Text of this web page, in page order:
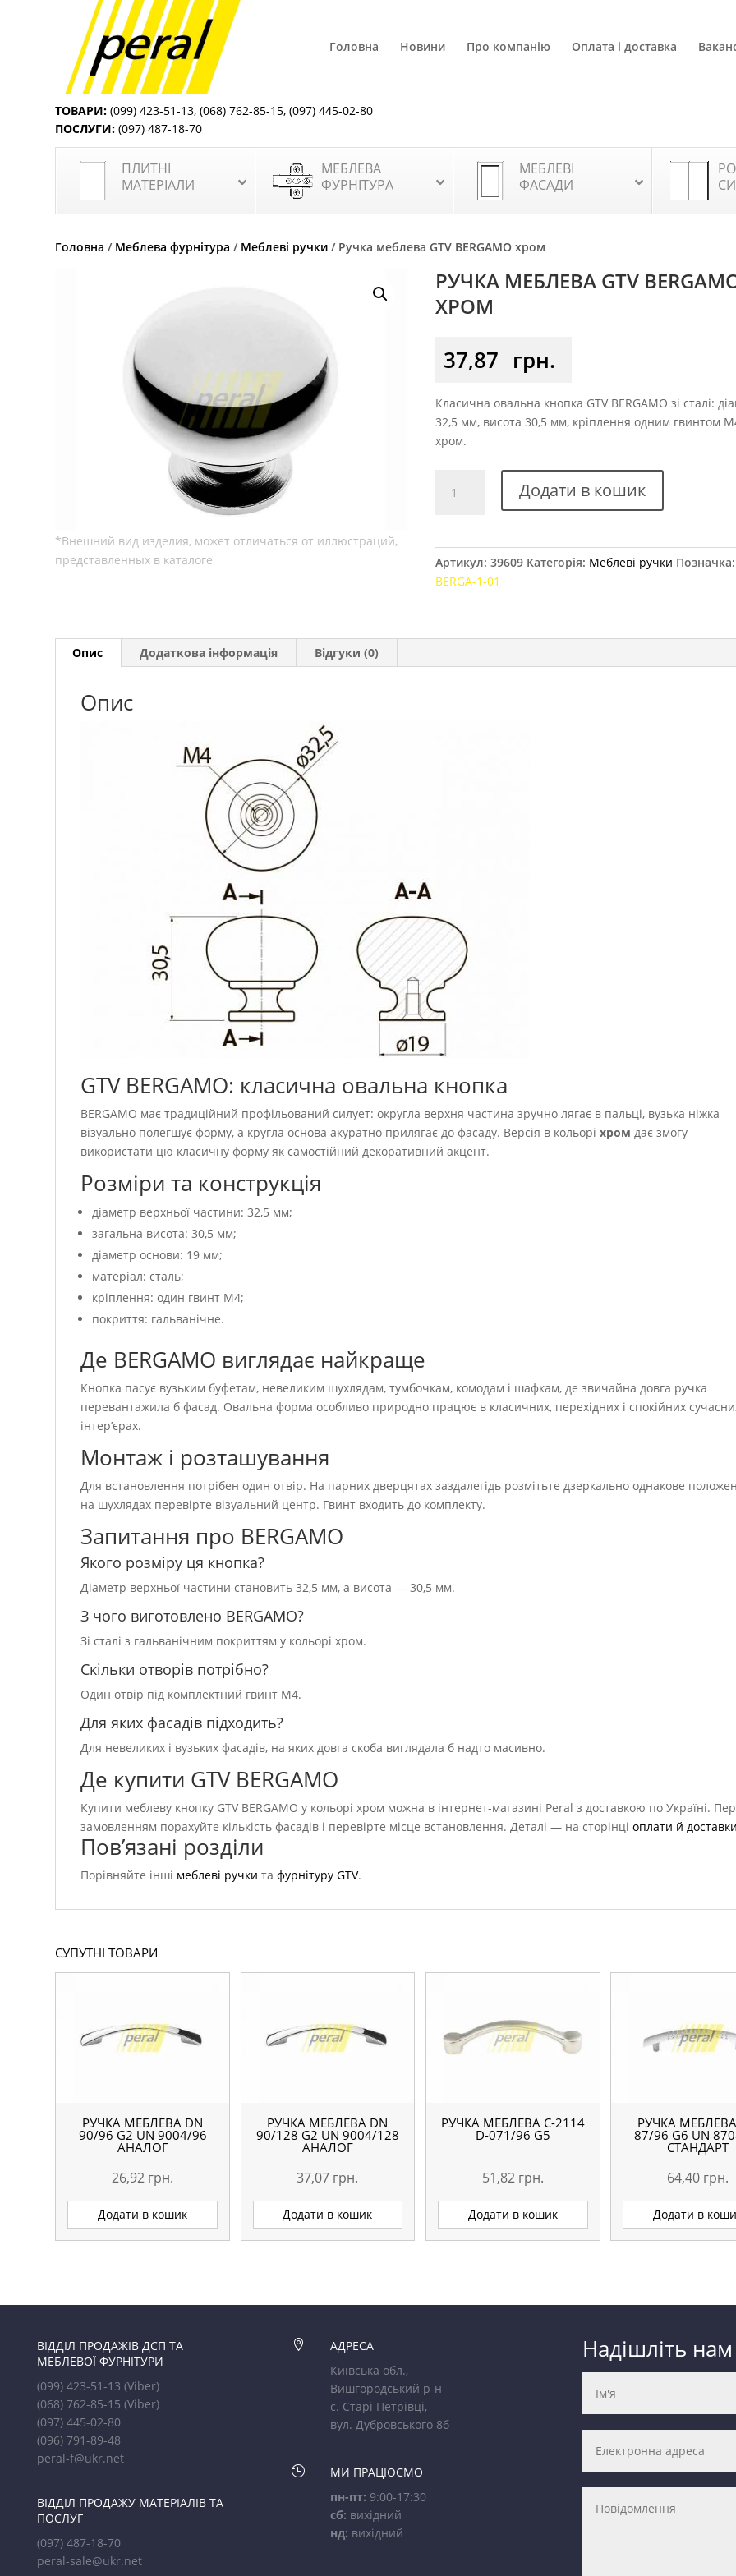
Головна Новини Про компанію Оплата і доставка
ТОВАРИ: (099) 423-51-13,(068) 762-85-15,(097) 445-02-80
ПОСЛУГИ: (097) 487-18-70
ПЛИТНІ
МАТЕРІАЛИ
МЕБЛЕВА
ФУРНІТУРА
МЕБЛЕВІ
ФАСАДИ
Головна / Меблева фурнітура / Меблеві ручки / Ручка меблева GTV BERGAMO хром
РУЧКА МЕБЛЕВА GTV
ХРОМ
37,87 грн.
Класична овальна кнопка GTV BERGAMO зі сталі:
32,5 мм, висота 30,5 мм, кріплення одним гвинтом
хром.
меблева
кількість
Додати в кошик
Артикул:39609 Категорія: Меблеві ручки
BERGA-1-01
Опис Додаткова інформація Відгуки (0)
Опис
GTV BERGAMO: класична овальна кнопка
BERGAMO має традиційний профільований силует: округла верхня частина зручно лягає в пальці, вузька ніжка
візуально полегшує форму, а кругла основа акуратно прилягає до фасаду. Версія в кольоріхром дає змогу
використати цю класичну форму як самостійний декоративний акцент.
Розміри та конструкція
діаметр верхньої частини: 32,5 мм;
загальна висота: 30,5 мм;
діаметр основи: 19 мм;
матеріал: сталь;
кріплення: один гвинт M4;
покриття: гальванічне.
Де BERGAMO виглядає найкраще
Кнопка пасує вузьким буфетам, невеликим шухлядам, тумбочкам, комодам і шафкам, де звичайна довга ручка
перевантажила б фасад. Овальна форма особливо природно працює в класичних, перехідних і спокійних
інтер’єрах.
Монтаж і розташування
Для встановлення потрібен один отвір. На парних дверцятах заздалегідь розмітьте дзеркально однакове
на шухлядах перевірте візуальний центр. Гвинт входить до комплекту.
Запитання про BERGAMO
Якого розміру ця кнопка?
Діаметр верхньої частини становить 32,5 мм, а висота — 30,5 мм.
З чого виготовлено BERGAMO?
Зі сталі з гальванічним покриттям у кольорі хром.
Скільки отворів потрібно?
Один отвір під комплектний гвинт M4.
Для яких фасадів підходить?
Для невеликих і вузьких фасадів, на яких довга скоба виглядала б надто масивно.
Де купити GTV BERGAMO
Купити меблеву кнопку GTV BERGAMO у кольорі хром можна в інтернет-магазині Peral з доставкою по Україні.
замовленням порахуйте кількість фасадів і перевірте місце встановлення. Деталі — на сторінціоплати й
Пов’язані розділи
Порівняйте інші меблеві ручки тафурнітуру GTV.
СУПУТНІ ТОВАРИ
РУЧКА МЕБЛЕВА DN
90/96 G2 UN 9004/96
АНАЛОГ
26,92 грн.
Додати в кошик
РУЧКА МЕБЛЕВА DN
90/128 G2 UN 9004/128
АНАЛОГ
37,07 грн.
Додати в кошик
РУЧКА МЕБЛЕВА С-2114
D-071/96 G5
51,82 грн.
Додати в кошик
РУЧКА
87/96 G6 UN
СТАНДАРТ
64,40 грн.
Додати в
ВІДДІЛ ПРОДАЖІВ ДСП ТА
МЕБЛЕВОЇ ФУРНІТУРИ
(099) 423-51-13(Viber)
(068) 762-85-15(Viber)
(097) 445-02-80
(096) 791-89-48
peral-f@ukr.net
ВІДДІЛ ПРОДАЖУ МАТЕРІАЛІВ ТА
ПОСЛУГ
(097) 487-18-70
peral-sale@ukr.net

АДРЕСА
Київська обл.,
Вишгородський р-н
с. Старі Петрівці,
вул. Дубровського 8б

МИ ПРАЦЮЄМО
пн-пт: 9:00-17:30
сб: вихідний
нд: вихідний
Надішліть